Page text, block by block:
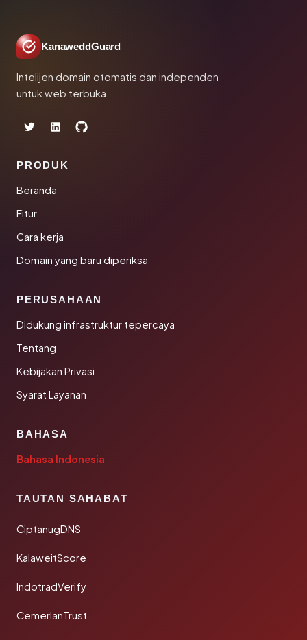
KanaweddGuard
Intelijen domain otomatis dan independen
untuk web terbuka.
PRODUK
Beranda
Fitur
Cara kerja
Domain yang baru diperiksa
PERUSAHAAN
Didukung infrastruktur tepercaya
Tentang
Kebijakan Privasi
Syarat Layanan
BAHASA
Bahasa Indonesia
TAUTAN SAHABAT
CiptanugDNS
KalaweitScore
IndotradVerify
CemerlanTrust